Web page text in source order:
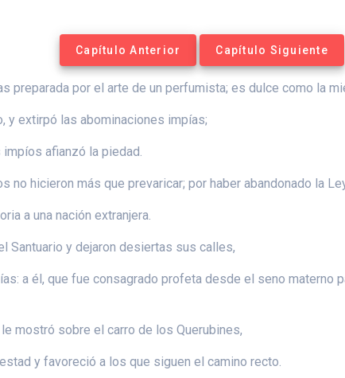
Capítulo Anterior Capítulo Siguiente
preparada por el arte de un perfumista; es dulce como la
y extirpó las abominaciones impías;
afianzó la piedad.
no hicieron más que prevaricar; por haber abandonado la
a una nación extranjera.
Santuario y dejaron desiertas sus calles,
a él, que fue consagrado profeta desde el seno materno
mostró sobre el carro de los Querubines,
y favoreció a los que siguen el camino recto.